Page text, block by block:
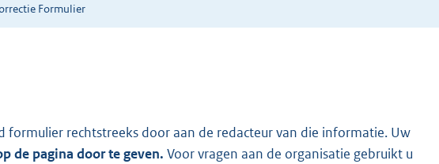
Formulier
rechtstreeks door aan de redacteur van die informatie. Uw
de pagina door te geven. Voor vragen aan de organisatie gebruikt u